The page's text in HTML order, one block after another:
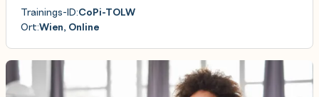
Trainings-ID:CoPi-TOLW
Ort:Wien, Online